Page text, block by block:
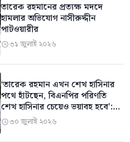
তারেক রহমানের প্রত্যক্ষ মদদে
হামলার অভিযোগ নাসীরুদ্দীন
পাটওয়ারীর
৩১ জুলাই ২০২৬
‘তারেক রহমান এখন শেখ হাসিনার
পথে হাঁটছেন, বিএনপির পরিণতি
শেখ হাসিনার চেয়েও ভয়াবহ হবে’:
সারজিস আলম
৩০ জুলাই ২০২৬